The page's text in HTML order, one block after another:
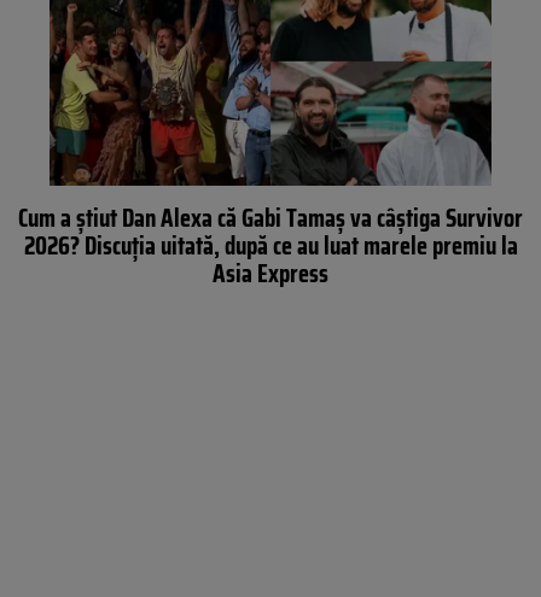
Cum a știut Dan Alexa că Gabi Tamaș va câștiga Survivor
2026? Discuția uitată, după ce au luat marele premiu la
Asia Express